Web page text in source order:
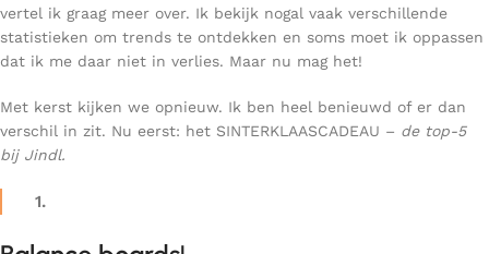
vertel ik graag meer over. Ik bekijk nogal vaak verschillende
statistieken om trends te ontdekken en soms moet ik oppassen
dat ik me daar niet in verlies. Maar nu mag het!
Met kerst kijken we opnieuw. Ik ben heel benieuwd of er dan
verschil in zit. Nu eerst: het SINTERKLAASCADEAU – de top-5
bij Jindl.
1.